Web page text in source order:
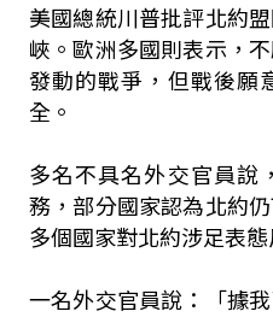
美國總統川普批評北約
峽。歐洲多國則表示，
發動的戰爭，但戰後願
全。
多名不具名外交官員說
務，部分國家認為北約
多個國家對北約涉足表
一名外交官員說：「據